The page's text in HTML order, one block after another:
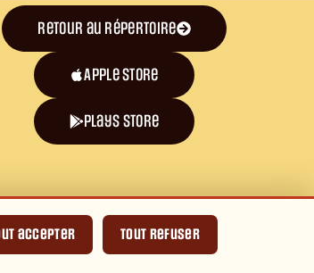
accepter Tout refuser
Retour au répertoire
Apple Store
plays store